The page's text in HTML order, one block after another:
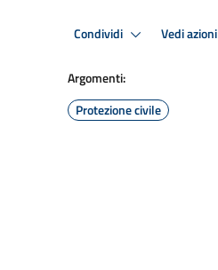
Condividi Vedi azioni
Argomenti:
Protezione civile